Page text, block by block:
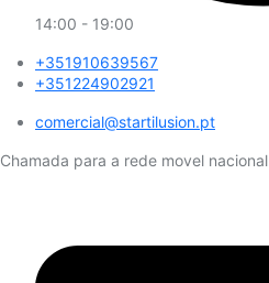
14:00 - 19:00
+351910639567
+351224902921
comercial@startilusion.pt​
Chamada para a rede movel nacional